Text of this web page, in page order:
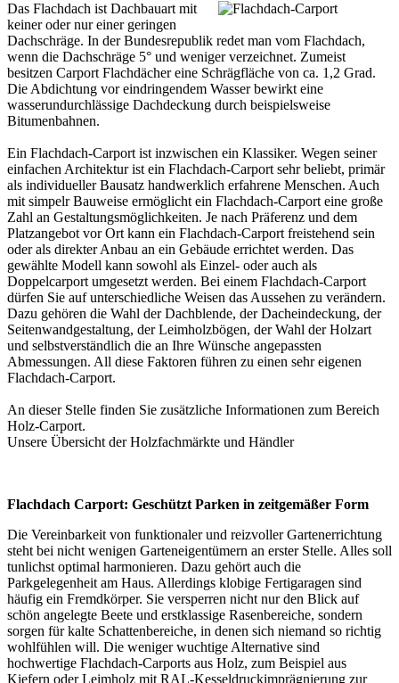
Das Flachdach ist Dachbauart mit
keiner oder nur einer geringen
Dachschräge. In der Bundesrepublik redet man vom Flachdach,
wenn die Dachschräge 5° und weniger verzeichnet. Zumeist
besitzen Carport Flachdächer eine Schrägfläche von ca. 1,2 Grad.
Die Abdichtung vor eindringendem Wasser bewirkt eine
wasserundurchlässige Dachdeckung durch beispielsweise
Bitumenbahnen.
Ein Flachdach-Carport ist inzwischen ein Klassiker. Wegen seiner
einfachen Architektur ist ein Flachdach-Carport sehr beliebt, primär
als individueller Bausatz handwerklich erfahrene Menschen. Auch
mit simpelr Bauweise ermöglicht ein Flachdach-Carport eine große
Zahl an Gestaltungsmöglichkeiten. Je nach Präferenz und dem
Platzangebot vor Ort kann ein Flachdach-Carport freistehend sein
oder als direkter Anbau an ein Gebäude errichtet werden. Das
gewählte Modell kann sowohl als Einzel- oder auch als
Doppelcarport umgesetzt werden. Bei einem Flachdach-Carport
dürfen Sie auf unterschiedliche Weisen das Aussehen zu verändern.
Dazu gehören die Wahl der Dachblende, der Dacheindeckung, der
Seitenwandgestaltung, der Leimholzbögen, der Wahl der Holzart
und selbstverständlich die an Ihre Wünsche angepassten
Abmessungen. All diese Faktoren führen zu einen sehr eigenen
Flachdach-Carport.
An dieser Stelle finden Sie zusätzliche Informationen zum Bereich
Holz-Carport.
Unsere Übersicht derHolzfachmärkte und Händler
Flachdach Carport: Geschützt Parken in zeitgemäßer Form
Die Vereinbarkeit von funktionaler und reizvoller Gartenerrichtung
steht bei nicht wenigen Garteneigentümern an erster Stelle. Alles soll
tunlichst optimal harmonieren. Dazu gehört auch die
Parkgelegenheit am Haus. Allerdings klobige Fertigaragen sind
häufig ein Fremdkörper. Sie versperren nicht nur den Blick auf
schön angelegte Beete und erstklassige Rasenbereiche, sondern
sorgen für kalte Schattenbereiche, in denen sich niemand so richtig
wohlfühlen will. Die weniger wuchtige Alternative sind
hochwertige Flachdach-Carports aus Holz, zum Beispiel aus
Kiefern oder Leimholz mit RAL-Kesseldruckimprägnierung zur